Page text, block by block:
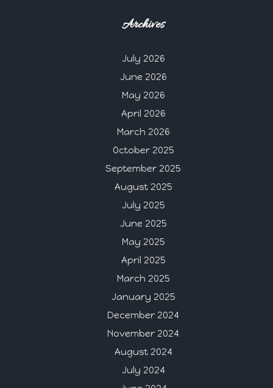
Archives
July 2026
June 2026
May 2026
April 2026
March 2026
October 2025
September 2025
August 2025
July 2025
June 2025
May 2025
April 2025
March 2025
January 2025
December 2024
November 2024
August 2024
July 2024